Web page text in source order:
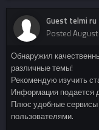
Guest telmi ru
Posted
Обнаружил
различные темы!
Рекомендую изучить
Информация подается
Плюс удобные
пользователями.